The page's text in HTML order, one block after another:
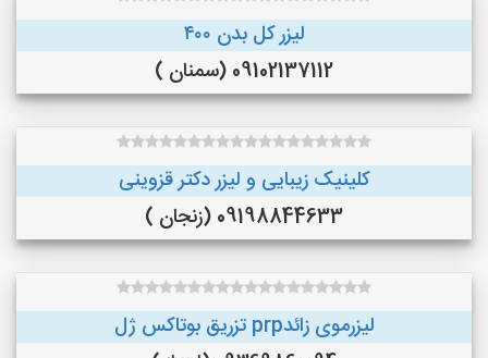
لیزر کل بدن ۴۰۰
09102137112 (سمنان )
کلینیک زیبایی و لیزر دکتر قزوینی
09198844633 (زنجان )
لیزرموی زائدprp تزریق بوتاکس ژل